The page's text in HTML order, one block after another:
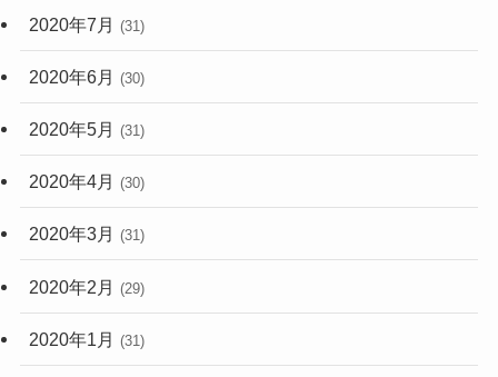
2020年7月 (31)
2020年6月 (30)
2020年5月 (31)
2020年4月 (30)
2020年3月 (31)
2020年2月 (29)
2020年1月 (31)